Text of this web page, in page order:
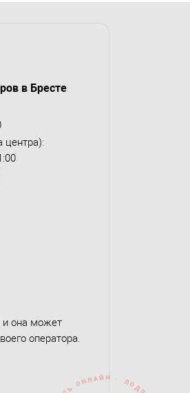
в Бресте
центра):
и она может
оператора.